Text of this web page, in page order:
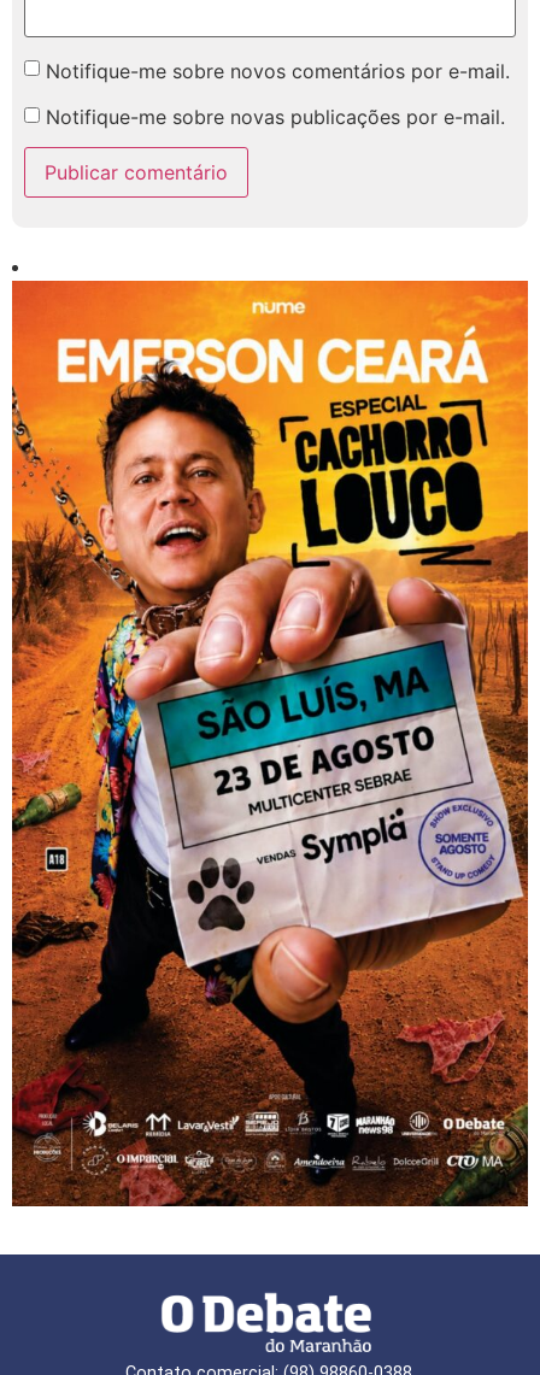
Notifique-me sobre novos comentários por e-mail.
Notifique-me sobre novas publicações por e-mail.